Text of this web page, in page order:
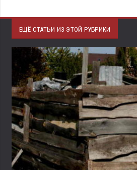
ЕЩЁ СТАТЬИ ИЗ ЭТОЙ РУБРИКИ